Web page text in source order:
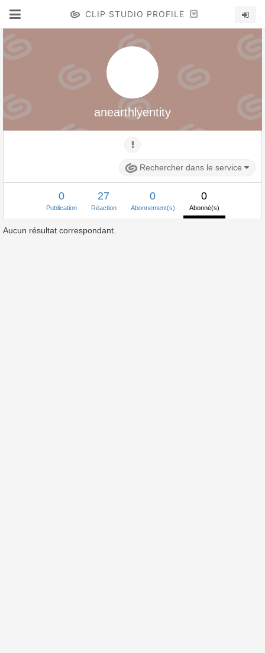
CLIP STUDIO PROFILE
anearthlyentity
Rechercher dans le service
0
Publication
27
Réaction
0
Abonnement(s)
0
Abonné(s)
Aucun résultat correspondant.